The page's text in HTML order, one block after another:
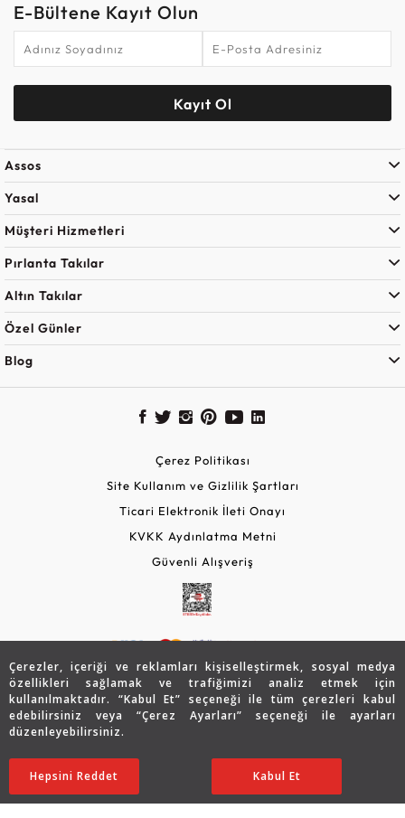
Çerezler, içeriği ve reklamları kişiselleştirmek, sosyal medya
özellikleri sağlamak ve trafiğimizi analiz etmek için
kullanılmaktadır. “Kabul Et” seçeneği ile tüm çerezleri kabul
edebilirsiniz veya “Çerez Ayarları” seçeneği ile ayarları
düzenleyebilirsiniz.
Ayarları Düzenle
Hepsini Reddet Kabul Et
60.059 TL
36.036 TL
30.631 TL SATIN ALIN
E-Bültene Kayıt Olun
Kayıt Ol
Assos
Yasal
Müşteri Hizmetleri
Pırlanta Takılar
Altın Takılar
Özel Günler
Blog
© 2026 Assos Diamond
Çerez Politikası
Site Kullanım ve Gizlilik Şartları
Ticari Elektronik İleti Onayı
KVKK Aydınlatma Metni
Güvenli Alışveriş
Copyright © 2026 Assos Pırlanta - Bu sitenin tüm hakları